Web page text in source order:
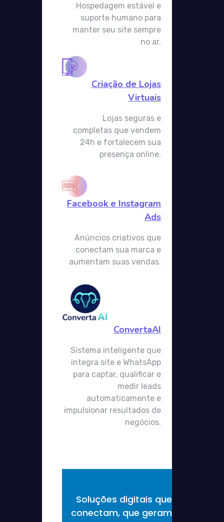
Hospedagem estável e
suporte humano para
manter seu site sempre
no ar.
Criação de Lojas
Virtuais
Lojas seguras e
completas que vendem
24h e fortalecem sua
presença online.
Facebook e Instagram
Ads
Anúncios criativos que
conectam sua marca e
aumentam suas vendas.
ConvertaAI
Sistema inteligente que
integra site e WhatsApp
para captar, qualificar e
medir leads
automaticamente e
impulsionar resultados de
negócios.
Soluções digitais que
conectam, que geram